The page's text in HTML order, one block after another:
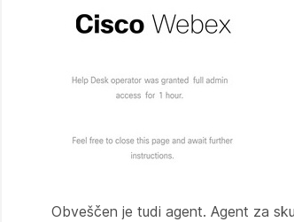
Obveščen je tudi agent. Agent za